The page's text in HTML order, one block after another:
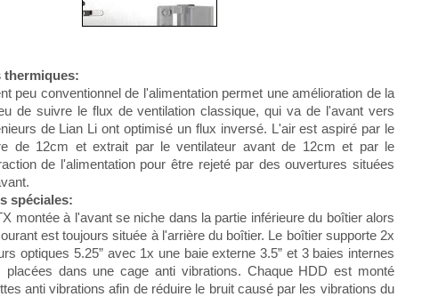
thermiques:
peu conventionnel de l'alimentation permet une amélioration de la
de suivre le flux de ventilation classique, qui va de l'avant vers
de Lian Li ont optimisé un flux inversé. L'air est aspiré par le
de 12cm et extrait par le ventilateur avant de 12cm et par le
de l'alimentation pour être rejeté par des ouvertures situées
spéciales:
montée à l'avant se niche dans la partie inférieure du boîtier alors
est toujours située à l'arrière du boîtier. Le boîtier supporte 2x
optiques 5.25” avec 1x une baie externe 3.5” et 3 baies internes
placées dans une cage anti vibrations. Chaque HDD est monté
anti vibrations afin de réduire le bruit causé par les vibrations du